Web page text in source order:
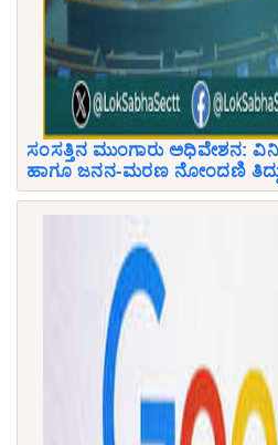
ಸಂಸತ್ತಿನ ಮುಂಗಾರು ಅಧಿವೇಶನ:
ಹಾಗೂ ಜನನ-ಮರಣ ನೋಂದಣಿ